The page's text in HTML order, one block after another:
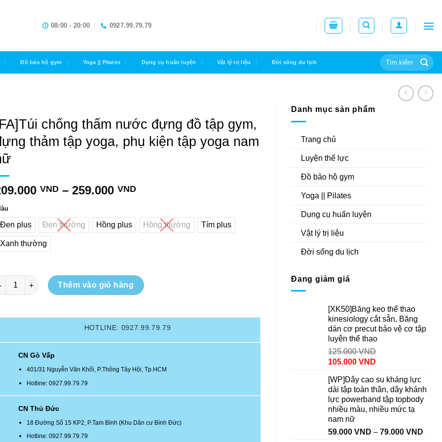
08:00 - 20:00 0927.99.79.79
Đồ bảo hộ gym Yoga || Pilates Dụng cụ huấn luyện Vật lý trị liệu Đời sống du lịch
Tìm
kiếm:
Danh mục sản phẩm
Trang chủ
Luyện thể lực
Đồ bảo hộ gym
Yoga || Pilates
Dụng cụ huấn luyện
Vật lý trị liệu
Đời sống du lịch
Đang giảm giá
[XK50]Băng keo thể thao
kinesiology cắt sẵn, Băng
dán cơ precut bảo vệ cơ tập
luyện thể thao
125.000VND
105.000 VND
[WP]Dây cao su kháng lực
dài tập toàn thân, dây khánh
lực powerband tập topbody
nhiều màu, nhiều mức tạ
nam nữ
59.000 VND – 79.000 VND
chống thấm nước đựng đồ tập gym,
thảm tập yoga, phụ kiện tập yoga nam
VND –259.000VND
Đen plus Đen thường Hồng plus Hồng thường Tím plus
Xanh thường
chống thấm nước đựng đồ tập gym, đựng thảm tập yoga, phụ kiện tập yoga nam nữ số lượng
Thêm vào giỏ hàng
HOTLINE: 0927.99.79.79
CN Gò Vấp
401/31 Nguyễn Văn Khối, P.Thông Tây Hội, Tp.HCM
Hotline: 0927.99.79.79
CN Thủ Đức
18 Đường Số 15 KP2, P.Tam Bình (Khu Dân cư Bình Đức)
Hotline: 0927.99.79.79